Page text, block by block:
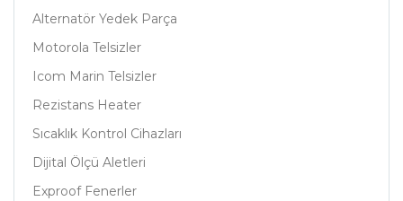
Alternatör Yedek Parça
Motorola Telsizler
Icom Marin Telsizler
Rezistans Heater
Sıcaklık Kontrol Cihazları
Dijital Ölçü Aletleri
Exproof Fenerler